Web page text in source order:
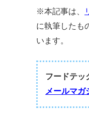
※本記事は、
に執筆したも
います。
フードテッ
メールマガ